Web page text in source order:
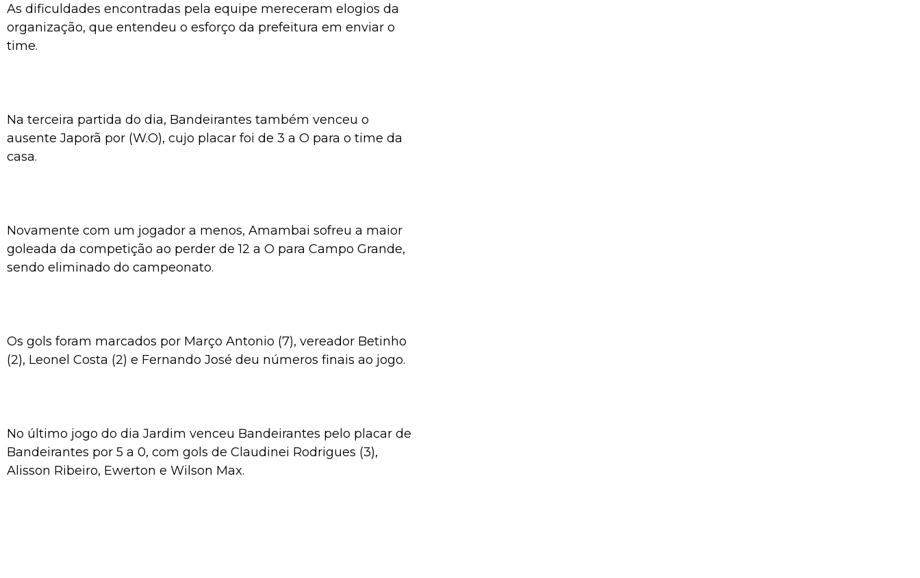
As dificuldades encontradas pela equipe mereceram elogios da
organização, que entendeu o esforço da prefeitura em enviar o
time.
Na terceira partida do dia, Bandeirantes também venceu o
ausente Japorã por (W.O), cujo placar foi de 3 a O para o time da
casa.
Novamente com um jogador a menos, Amambai sofreu a maior
goleada da competição ao perder de 12 a O para Campo Grande,
sendo eliminado do campeonato.
Os gols foram marcados por Março Antonio (7), vereador Betinho
(2), Leonel Costa (2) e Fernando José deu números finais ao jogo.
No último jogo do dia Jardim venceu Bandeirantes pelo placar de
Bandeirantes por 5 a 0, com gols de Claudinei Rodrigues (3),
Alisson Ribeiro, Ewerton e Wilson Max.